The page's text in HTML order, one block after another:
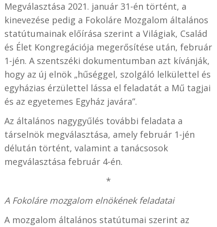
Megválasztása 2021. január 31-én történt, a
kinevezése pedig a Fokoláre Mozgalom általános
statútumainak előírása szerint a Világiak, Család
és Élet Kongregációja megerősítése után, február
1-jén. A szentszéki dokumentumban azt kívánják,
hogy az új elnök „hűséggel, szolgáló lelkülettel és
egyházias érzülettel lássa el feladatát a Mű tagjai
és az egyetemes Egyház javára”.
Az általános nagygyűlés további feladata a
társelnök megválasztása, amely február 1-jén
délután történt, valamint a tanácsosok
megválasztása február 4-én.
*
A Fokoláre mozgalom elnökének feladatai
A mozgalom általános statútumai szerint az